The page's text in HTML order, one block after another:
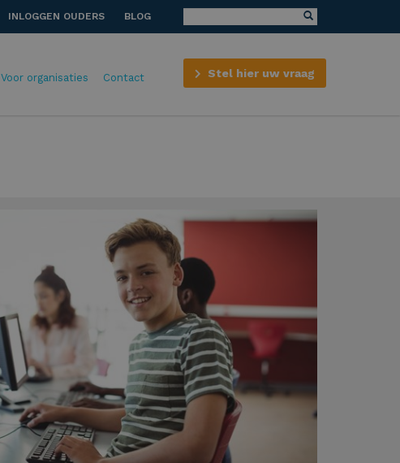
INLOGGEN OUDERS BLOG
Voor organisaties Contact Stel hier uw vraag